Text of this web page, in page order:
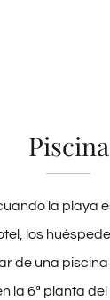
Piscina
la playa
los
de una piscina
la 6ª planta del